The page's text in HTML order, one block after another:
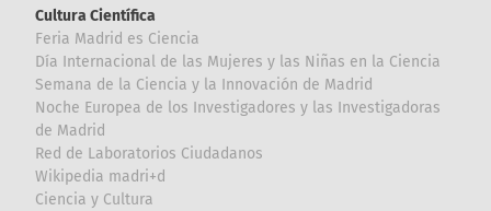
Cultura Científica
Feria Madrid es Ciencia
Día Internacional de las Mujeres y las Niñas en la Ciencia
Semana de la Ciencia y la Innovación de Madrid
Noche Europea de los Investigadores y las Investigadoras
de Madrid
Red de Laboratorios Ciudadanos
Wikipedia madri+d
Ciencia y Cultura